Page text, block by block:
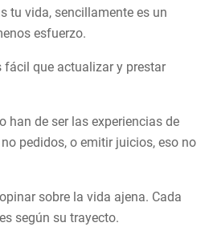
tu vida, sencillamente es un
esfuerzo.
fácil que actualizar y prestar
han de ser las experiencias de
pedidos, o emitir juicios, eso no
sobre la vida ajena. Cada
según su trayecto.